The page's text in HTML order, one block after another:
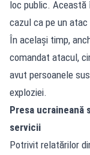
loc public.
cazul ca pe un
În același timp,
comandat atacul,
avut persoanele
exploziei.
Presa ucraineană
servicii
Potrivit relatărilor